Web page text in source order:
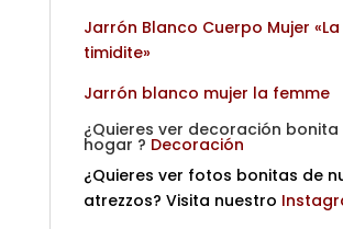
Jarrón Blanco Cuerpo Mujer «La
timidite»
Jarrón blanco mujer la femme
¿Quieres ver decoración
hogar ? Decoración
¿Quieres ver fotos bonitas de
atrezzos? Visita nuestro